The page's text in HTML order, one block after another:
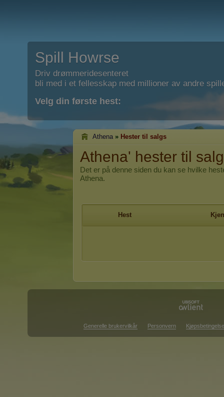
Spill Howrse
Driv drømmeridesenteret
bli med i et fellesskap med millioner av andre
Velg din første hest:
Athena » Hester til salgs
Athena' hester til
Det er på denne siden du kan se hvilke
Athena.
Hest
Generelle brukervilkår Personvern